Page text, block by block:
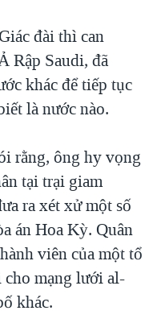
NAM
VIỆT NAM
HẢI SÂM
đài thì can
Rập Saudi, đã
khác để tiếp tục
là nước nào.
rằng, ông hy vọng
tại trại giam
ra xét xử một số
án Hoa Kỳ. Quân
viên của một tổ
mạng lưới al-
khác.